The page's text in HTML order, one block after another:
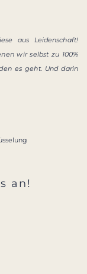
aus Leidenschaft!
wir selbst zu 100%
es geht. Und darin
an!